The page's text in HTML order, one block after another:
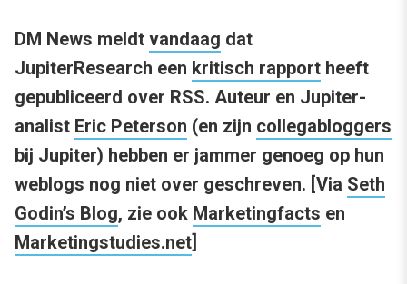
DM News meldt vandaag dat
JupiterResearch een kritisch rapport heeft
gepubliceerd over RSS. Auteur en Jupiter-
analist Eric Peterson (en zijn collegabloggers
bij Jupiter) hebben er jammer genoeg op hun
weblogs nog niet over geschreven. [Via Seth
Godin’s Blog, zie ook Marketingfacts en
Marketingstudies.net]